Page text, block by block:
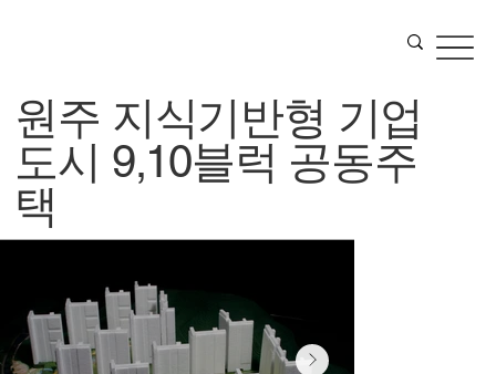
원주 지식기반형 기업
도시 9,10블럭 공동주
택